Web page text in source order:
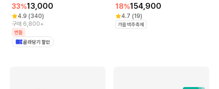
33%13,000
4.9 (340)
구매 6,800+
번들
골라담기 할인
18%154,900
4.7 (19)
가을맥주축제